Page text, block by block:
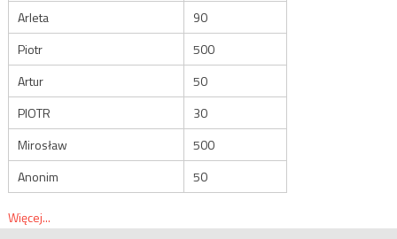
Arleta
90
Piotr
500
Artur
50
PIOTR
30
Mirosław
500
Anonim
50
Więcej...